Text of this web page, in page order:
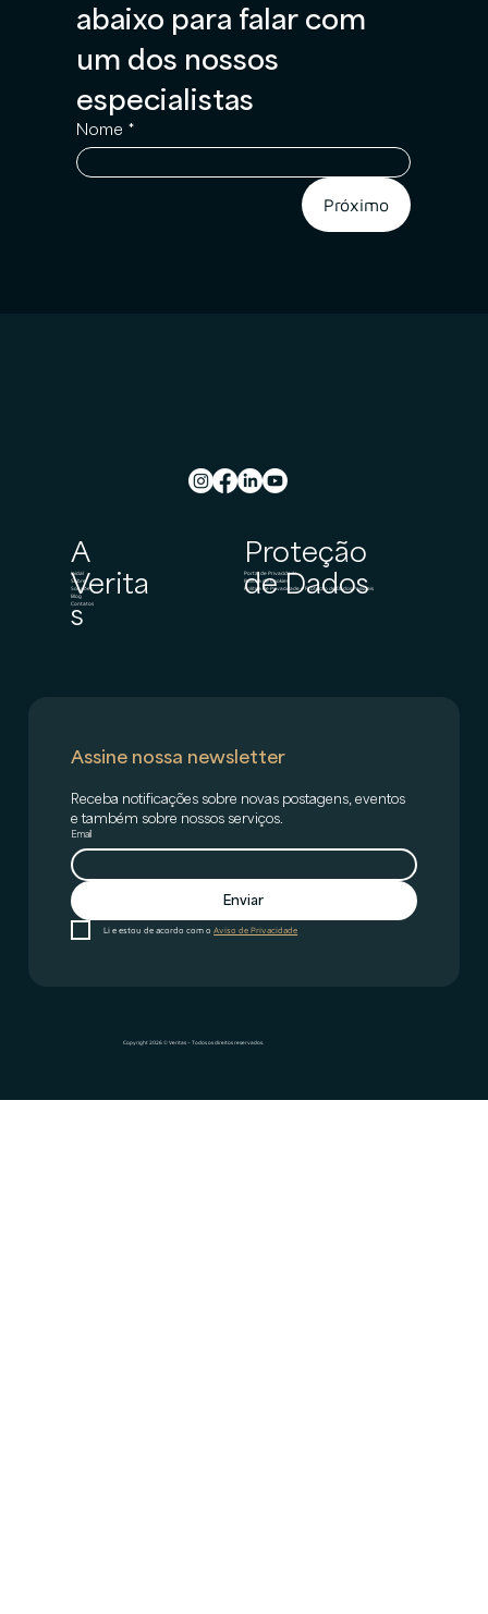
abaixo para falar com
um dos nossos
especialistas
Nome *
Próximo
A
Verita
s
Inicial
Sobre
Soluções
Blog
Contatos
Copyright 2026 © Veritas – Todos os direitos reservados.
Proteção
de Dados
Portal de Privacidade
Política de Cookies
Política de Privacidade e Proteção de Dados Pessoais
Assine nossa newsletter
Receba notificações sobre novas postagens, eventos
e também sobre nossos serviços.
Email
Enviar
Li e estou de acordo com o Aviso de Privacidade